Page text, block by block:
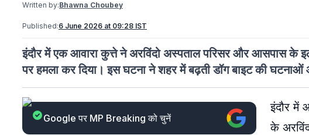
Written by:Bhawna Choubey
Published:6 June 2026 at 09:28 IST
इंदौर में एक आवारा कुत्ते ने अरविंदो अस्पताल परिसर और आसपास के
पर हमला कर दिया। इस घटना ने शहर में बढ़ती डॉग बाइट की
Google पर MP Breaking को चुनें
इंदौर में
के